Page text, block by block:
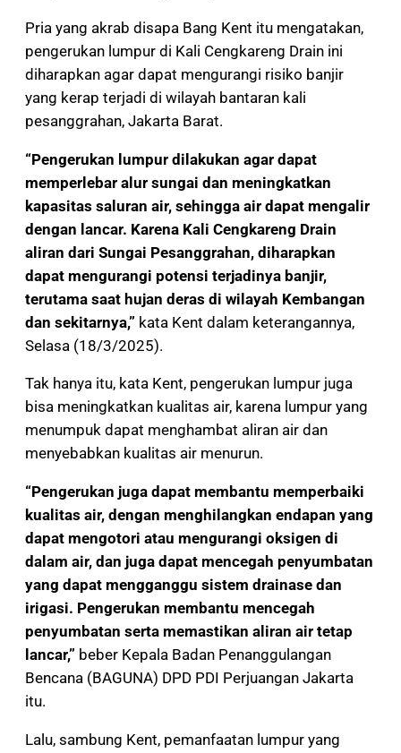
Pria yang akrab disapa Bang Kent itu mengatakan,
pengerukan lumpur di Kali Cengkareng Drain ini
diharapkan agar dapat mengurangi risiko banjir
yang kerap terjadi di wilayah bantaran kali
pesanggrahan, Jakarta Barat.
“Pengerukan lumpur dilakukan agar dapat
memperlebar alur sungai dan meningkatkan
kapasitas saluran air, sehingga air dapat mengalir
dengan lancar. Karena Kali Cengkareng Drain
aliran dari Sungai Pesanggrahan, diharapkan
dapat mengurangi potensi terjadinya banjir,
terutama saat hujan deras di wilayah Kembangan
dan sekitarnya,” kata Kent dalam keterangannya,
Selasa (18/3/2025).
Tak hanya itu, kata Kent, pengerukan lumpur juga
bisa meningkatkan kualitas air, karena lumpur yang
menumpuk dapat menghambat aliran air dan
menyebabkan kualitas air menurun.
“Pengerukan juga dapat membantu memperbaiki
kualitas air, dengan menghilangkan endapan yang
dapat mengotori atau mengurangi oksigen di
dalam air, dan juga dapat mencegah penyumbatan
yang dapat mengganggu sistem drainase dan
irigasi. Pengerukan membantu mencegah
penyumbatan serta memastikan aliran air tetap
lancar,” beber Kepala Badan Penanggulangan
Bencana (BAGUNA) DPD PDI Perjuangan Jakarta
itu.
Lalu, sambung Kent, pemanfaatan lumpur yang